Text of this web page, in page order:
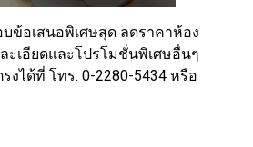
ข้อเสนอพิเศษสุด ลดราคาห้อง
ะเอียดและโปรโมชั่นพิเศษอื่นๆ
งได้ที่ โทร. 0-2280-5434 หรือ